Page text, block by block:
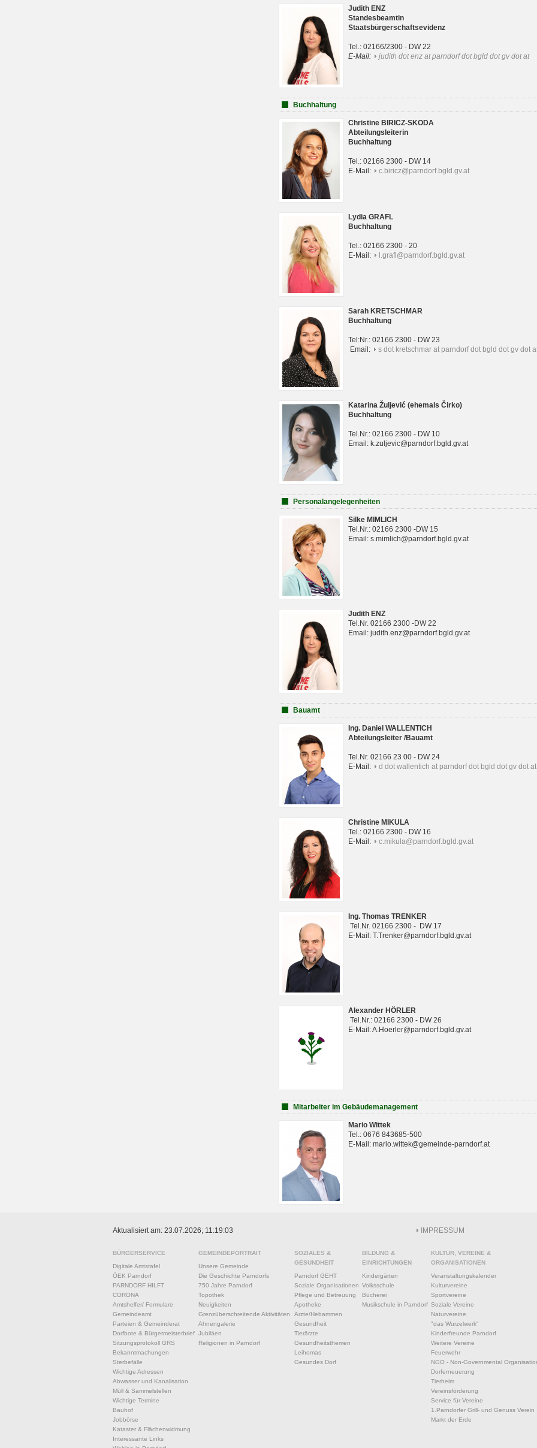
Judith ENZ
Standesbeamtin
Staatsbürgerschaftsevidenz
Tel.: 02166/2300 - DW 22
E-Mail:
judith dot enz at parndorf dot bgld dot gv dot at
Buchhaltung
Christine BIRICZ-SKODA
Abteilungsleiterin
Buchhaltung
Tel.: 02166 2300 - DW 14
E-Mail:
c.biricz@parndorf.bgld.gv.at
Lydia GRAFL
Buchhaltung
Tel.: 02166 2300 - 20
E-Mail:
l.grafl@parndorf.bgld.gv.at
Sarah KRETSCHMAR
Buchhaltung
Tel:Nr.: 02166 2300 - DW 23
Email:
s dot kretschmar at parndorf dot bgld dot gv dot
Katarina Žuljević (ehemals Čirko)
Buchhaltung
Tel.Nr.: 02166 2300 - DW 10
Email: k.zuljevic@parndorf.bgld.gv.at
Personalangelegenheiten
Silke MIMLICH
Tel.Nr.: 02166 2300 -DW 15
Email: s.mimlich@parndorf.bgld.gv.at
Judith ENZ
Tel.Nr. 02166 2300 -DW 22
Email: judith.enz@parndorf.bgld.gv.at
Bauamt
Ing. Daniel WALLENTICH
Abteilungsleiter /Bauamt
Tel.Nr. 02166 23 00 - DW 24
E-Mail:
d dot wallentich at parndorf dot bgld dot gv dot at
Christine MIKULA
Tel.: 02166 2300 - DW 16
E-Mail:
c.mikula@parndorf.bgld.gv.at
Ing. Thomas TRENKER
Tel.Nr. 02166 2300 - DW 17
E-Mail: T.Trenker@parndorf.bgld.gv.at
Alexander HÖRLER
Tel.Nr.: 02166 2300 - DW 26
E-Mail: A.Hoerler@parndorf.bgld.gv.at
Mitarbeiter im Gebäudemanagement
Mario Wittek
Tel.: 0676 843685-500
E-Mail: mario.wittek@gemeinde-parndorf.at
Aktualisiert am: 23.07.2026; 11:19:03 IMPRESSUM
BÜRGERSERVICE
Digitale Amtstafel
ÖEK Parndorf
PARNDORF HILFT
CORONA
Amtshelfer/ Formulare
Gemeindeamt
Parteien & Gemeinderat
Dorfbote & Bürgermeisterbrief
Sitzungsprotokoll GRS
Bekanntmachungen
Sterbefälle
Wichtige Adressen
Abwasser und Kanalisation
Müll & Sammelstellen
Wichtige Termine
Bauhof
Jobbörse
Kataster & Flächenwidmung
Interessante Links
GEMEINDEPORTRAIT
Unsere Gemeinde
Die Geschichte Parndorfs
750 Jahre Parndorf
Topothek
Neuigkeiten
Grenzüberschreitende Aktivitäten
Ahnengalerie
Jubiläen
Religionen in Parndorf
SOZIALES &
GESUNDHEIT
Parndorf GEHT
Soziale Organisationen
Pflege und Betreuung
Apotheke
Ärzte/Hebammen
Gesundheit
Tierärzte
Gesundheitsthemen
Leihomas
Gesundes Dorf
BILDUNG &
EINRICHTUNGEN
Kindergärten
Volksschule
Bücherei
Musikschule in Parndorf
KULTUR, VEREINE &
ORGANISATIONEN
Veranstaltungskalender
Kulturvereine
Sportvereine
Soziale Vereine
Naturvereine
"das Wurzelwerk"
Kinderfreunde Parndorf
Weitere Vereine
Feuerwehr
NGO - Non-Governmental
Dorferneuerung
Tierheim
Vereinsförderung
Service für Vereine
1.Parndorfer Grill- und Genuss Verein
Markt der Erde